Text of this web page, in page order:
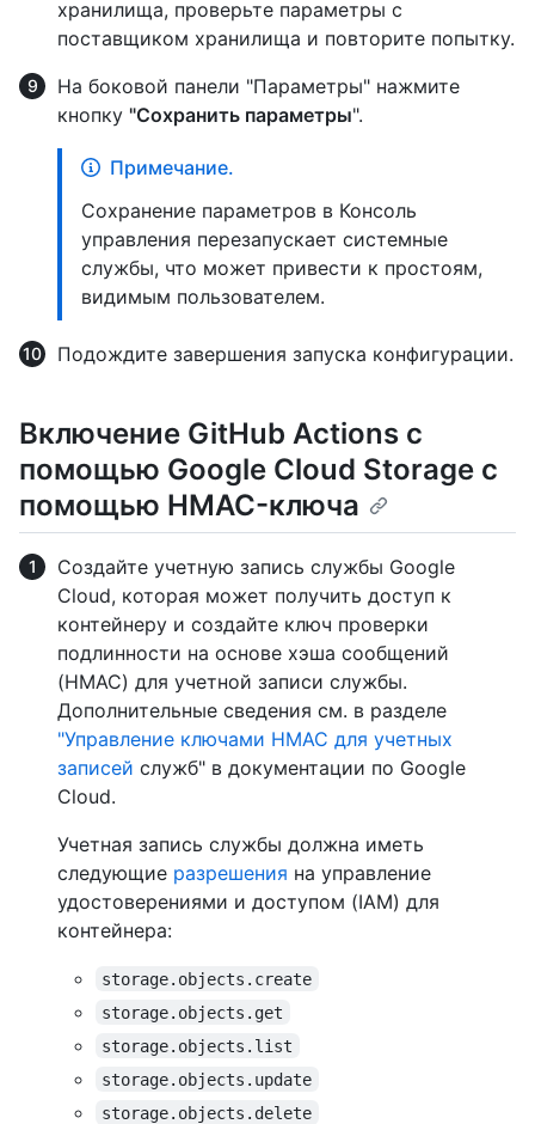
хранилища, проверьте параметры с
поставщиком хранилища и повторите попытку.
На боковой панели "Параметры" нажмите
кнопку "Сохранить параметры".
Примечание.
Сохранение параметров в Консоль
управления перезапускает системные
службы, что может привести к простоям,
видимым пользователем.
Подождите завершения запуска конфигурации.
Включение GitHub Actions с
помощью Google Cloud Storage с
помощью HMAC-ключа
Создайте учетную запись службы Google
Cloud, которая может получить доступ к
контейнеру и создайте ключ проверки
подлинности на основе хэша сообщений
(HMAC) для учетной записи службы.
Дополнительные сведения см. в разделе
"Управление ключами HMAC для учетных
записей служб" в документации по Google
Cloud.
Учетная запись службы должна иметь
следующие разрешения на управление
удостоверениями и доступом (IAM) для
контейнера:
storage.objects.create
storage.objects.get
storage.objects.list
storage.objects.update
storage.objects.delete